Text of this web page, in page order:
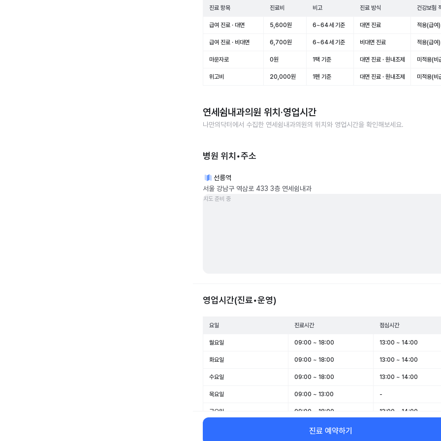
진료 항목 진료비 비고 진료 방식 건강보험
급여 진료 · 대면 5,600원 6~64세 기준 대면 진료 적용(급여)
급여 진료 · 비대면 6,700원 6~64세 기준 비대면 진료 적용(급여)
마운자로 0원 1팩 기준 대면 진료 · 원내조제 미적용(비
위고비 20,000원 1펜 기준 대면 진료 · 원내조제 미적용(비
연세쉼내과의원 위치·영업시간
나만의닥터에서 수집한 연세쉼내과의원의 위치와 영업시간을 확인해보세요.
병원 위치•주소
선릉역
서울 강남구 역삼로 433 3층 연세쉼내과
지도 준비 중
영업시간(진료•운영)
요일 진료시간 점심시간
월요일 09:00 ~ 18:00 13:00 ~ 14:00
화요일 09:00 ~ 18:00 13:00 ~ 14:00
수요일 09:00 ~ 18:00 13:00 ~ 14:00
목요일 09:00 ~ 13:00 -
금요일 09:00 ~ 18:00 13:00 ~ 14:00
진료 예약하기